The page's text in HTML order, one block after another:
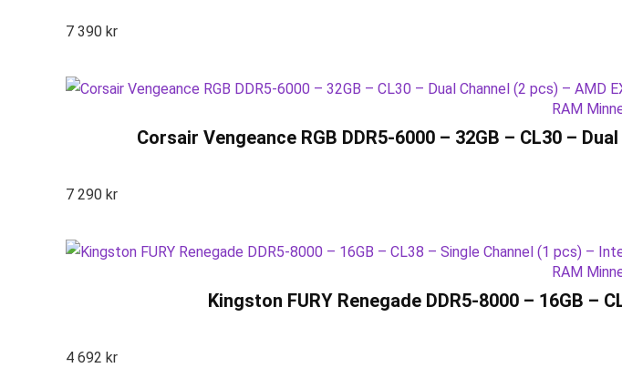
7 390 kr
RAM
Corsair Vengeance RGB DDR5-6000 – 32GB – CL30 –
7 290 kr
RAM
Kingston FURY Renegade DDR5-8000 – 16GB –
4 692 kr